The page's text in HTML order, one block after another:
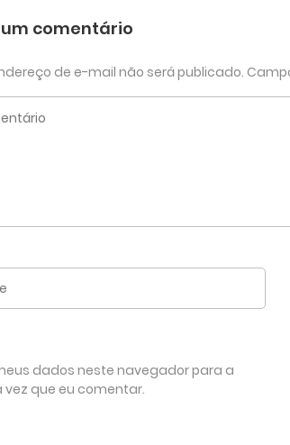
um comentário
de e-mail não será publicado.
dados neste navegador para a
vez que eu comentar.